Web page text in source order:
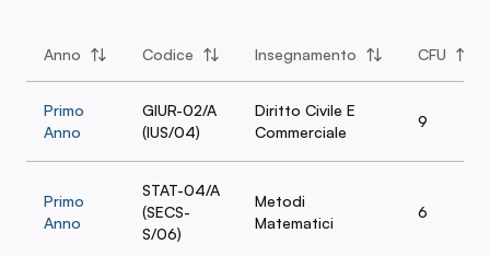
Anno Codice Insegnamento CFU
Primo
Anno
GIUR-02/A
(IUS/04)
Diritto Civile E
Commerciale
9
Primo
Anno
STAT-04/A
(SECS-
S/06)
Metodi
Matematici
6